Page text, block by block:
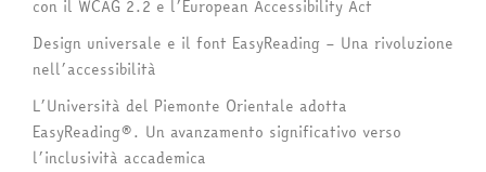
con il WCAG 2.2 e l’European Accessibility Act
Design universale e il font EasyReading – Una rivoluzione
nell’accessibilità
L’Università del Piemonte Orientale adotta
EasyReading®. Un avanzamento significativo verso
l’inclusività accademica